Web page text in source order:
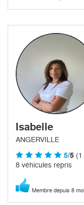
Isabelle
ANGERVILLE
5/5 (1
8 véhicules repris
Membre depuis 8